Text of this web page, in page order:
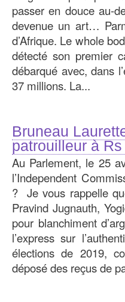
passer en douce au-
devenue un art…
d’Afrique. Le whole
détecté son premier
débarqué avec, dans
37 millions. La...
Bruneau
patrouilleur à
Au Parlement, le 25
l’Independent
? Je vous rappelle
Pravind Jugnauth,
pour blanchiment
l’express sur
élections de 2019,
déposé des reçus de